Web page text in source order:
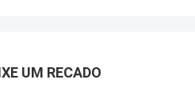
UM RECADO